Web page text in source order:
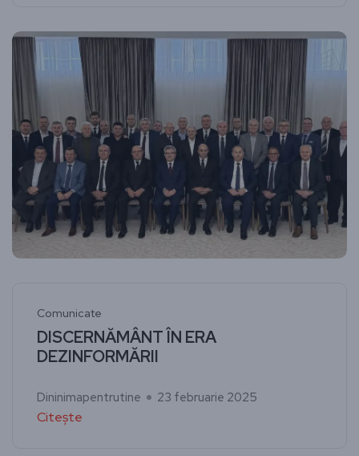
Comunicate
DISCERNĂMÂNT ÎN ERA
DEZINFORMĂRII
Dininimapentrutine 23 februarie 2025
Citește